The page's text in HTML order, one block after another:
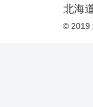
北海
© 2019